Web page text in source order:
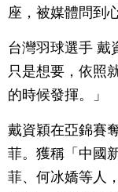
座，被媒體問到
台灣羽球選手 戴
只是想要，依照
的時候發揮。」
戴資穎在亞錦賽
菲。獲稱「中國
菲、何冰嬌等人